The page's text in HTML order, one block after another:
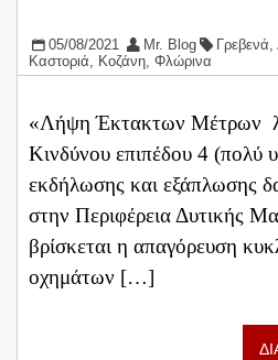
05/08/2021 Mr. Blog Γρεβενά
Καστοριά
Κοζάνη Φλώρινα
«Λήψη Έκτακτων Μέτρων
Κινδύνου επιπέδου 4 (πολύ
εκδήλωσης και εξάπλωσης
στην Περιφέρεια Δυτικής
βρίσκεται η απαγόρευση
οχημάτων […]